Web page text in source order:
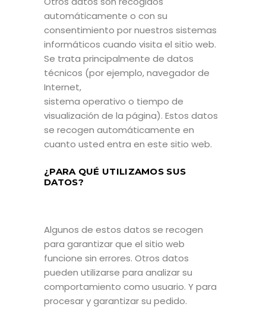
automáticamente o con su
consentimiento por nuestros sistemas
informáticos cuando visita el sitio web.
Se trata principalmente de datos
técnicos (por ejemplo, navegador de
Internet,
sistema operativo o tiempo de
visualización de la página). Estos datos
se recogen automáticamente en
cuanto usted entra en este sitio web.
¿PARA QUÉ UTILIZAMOS SUS
DATOS?
Algunos de estos datos se recogen
para garantizar que el sitio web
funcione sin errores. Otros datos
pueden utilizarse para analizar su
comportamiento como usuario. Y para
procesar y garantizar su pedido.